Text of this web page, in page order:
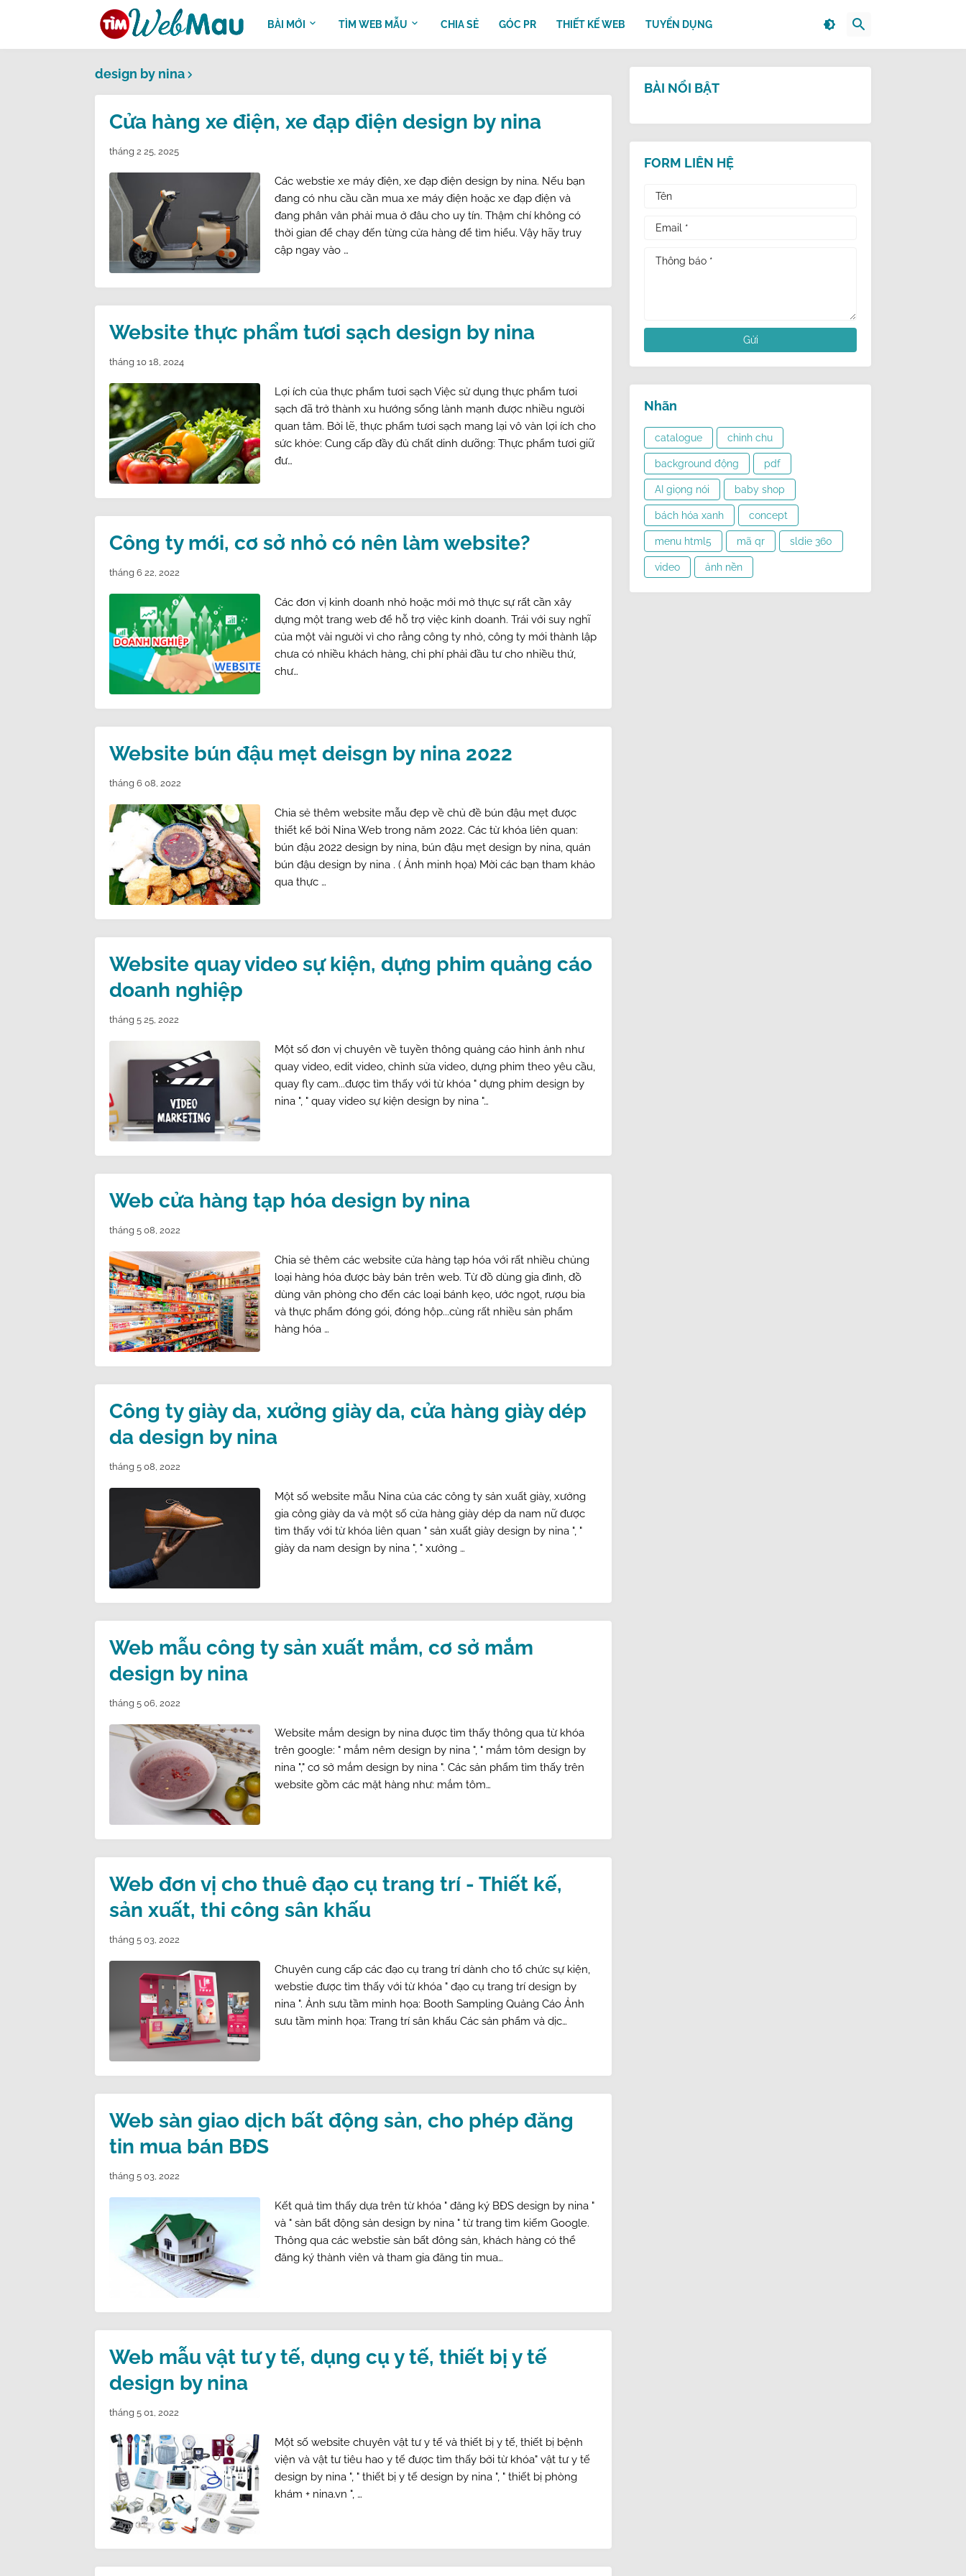
BÀI MỚI TÌM WEB MẪU CHIA SẺ GÓC PR THIẾT KẾ WEB TUYỂN DỤNG
design by nina
Cửa hàng xe điện, xe đạp điện design by nina
tháng 2 25, 2025
Các webstie xe máy điện, xe đạp điện design by nina. Nếu bạn
đang có nhu cầu cần mua xe máy điện hoặc xe đạp điện và
đang phân vân phải mua ở đâu cho uy tín. Thậm chí không có
thời gian để chạy đến từng cửa hàng để tìm hiểu. Vậy hãy truy
cập ngay vào …
Website thực phẩm tươi sạch design by nina
tháng 10 18, 2024
Lợi ích của thực phẩm tươi sạch Việc sử dụng thực phẩm tươi
sạch đã trở thành xu hướng sống lành mạnh được nhiều người
quan tâm. Bởi lẽ, thực phẩm tươi sạch mang lại vô vàn lợi ích cho
sức khỏe: Cung cấp đầy đủ chất dinh dưỡng: Thực phẩm tươi giữ
đư…
Công ty mới, cơ sở nhỏ có nên làm website?
tháng 6 22, 2022
Các đơn vị kinh doanh nhỏ hoặc mới mở thực sự rất cần xây
dựng một trang web để hỗ trợ việc kinh doanh. Trái với suy nghĩ
của một vài người vì cho rằng công ty nhỏ, công ty mới thành lập
chưa có nhiều khách hàng, chi phí phải đầu tư cho nhiều thứ,
chư…
Website bún đậu mẹt deisgn by nina 2022
tháng 6 08, 2022
Chia sẻ thêm website mẫu đẹp về chủ đề bún đậu mẹt được
thiết kế bởi Nina Web trong năm 2022. Các từ khóa liên quan:
bún đậu 2022 design by nina, bún đậu mẹt design by nina, quán
bún đậu design by nina . ( Ảnh minh họa) Mời các bạn tham khảo
qua thực …
Website quay video sự kiện, dựng phim quảng cáo
doanh nghiệp
tháng 5 25, 2022
Một số đơn vị chuyên về tuyền thông quảng cáo hình ảnh như
quay video, edit video, chỉnh sửa video, dựng phim theo yêu cầu,
quay fly cam...được tìm thấy với từ khóa " dựng phim design by
nina ", " quay video sự kiện design by nina "…
Web cửa hàng tạp hóa design by nina
tháng 5 08, 2022
Chia sẻ thêm các website cửa hàng tạp hóa với rất nhiều chủng
loại hàng hóa được bày bán trên web. Từ đồ dùng gia đình, đồ
dùng văn phòng cho đến các loại bánh kẹo, ước ngọt, rượu bia
và thực phẩm đóng gói, đóng hộp...cùng rất nhiều sản phẩm
hàng hóa …
Công ty giày da, xưởng giày da, cửa hàng giày dép
da design by nina
tháng 5 08, 2022
Một số website mẫu Nina của các công ty sản xuất giày, xưởng
gia công giày da và một số cửa hàng giày dép da nam nữ được
tìm thấy với từ khóa liên quan " sản xuất giày design by nina ", "
giày da nam design by nina ", " xưởng …
Web mẫu công ty sản xuất mắm, cơ sở mắm
design by nina
tháng 5 06, 2022
Website mắm design by nina được tìm thấy thông qua từ khóa
trên google: " mắm nêm design by nina ", " mắm tôm design by
nina "," cơ sở mắm design by nina ". Các sản phẩm tìm thấy trên
website gồm các mặt hàng như: mắm tôm…
Web đơn vị cho thuê đạo cụ trang trí - Thiết kế,
sản xuất, thi công sân khấu
tháng 5 03, 2022
Chuyên cung cấp các đạo cụ trang trí dành cho tổ chức sự kiện,
webstie được tìm thấy với từ khóa " đạo cụ trang trí design by
nina ". Ảnh sưu tầm minh họa: Booth Sampling Quảng Cáo Ảnh
sưu tầm minh họa: Trang trí sân khấu Các sản phẩm và dịc…
Web sàn giao dịch bất động sản, cho phép đăng
tin mua bán BĐS
tháng 5 03, 2022
Kết quả tìm thấy dựa trên từ khóa " đăng ký BĐS design by nina "
và " sàn bất động sản design by nina " từ trang tìm kiếm Google.
Thông qua các webstie sàn bất đông sản, khách hàng có thể
đăng ký thành viên và tham gia đăng tin mua…
Web mẫu vật tư y tế, dụng cụ y tế, thiết bị y tế
design by nina
tháng 5 01, 2022
Một số website chuyên vật tư y tế và thiết bị y tế, thiết bị bệnh
viện và vật tư tiêu hao y tế được tìm thấy bởi từ khóa" vật tư y tế
design by nina ", " thiết bị y tế design by nina ", " thiết bị phòng
khám + nina.vn ", …
BÀI NỔI BẬT
FORM LIÊN HỆ
Nhãn
catalogue chỉnh chu
background động pdf
AI giọng nói baby shop
bách hóa xanh concept
menu html5 mã qr sldie 360
video ảnh nền